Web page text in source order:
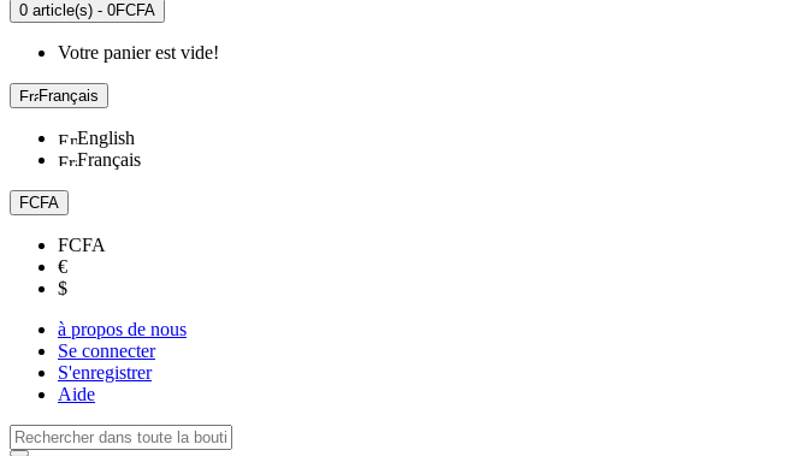
0 article(s) - 0FCFA
Votre panier est vide!
Français
English
Français
FCFA
FCFA
€
$
à propos de nous
Se connecter
S'enregistrer
Aide